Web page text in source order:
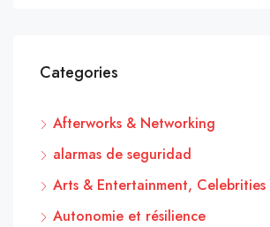
Categories
Afterworks & Networking
alarmas de seguridad
Arts & Entertainment, Celebrities
Autonomie et résilience